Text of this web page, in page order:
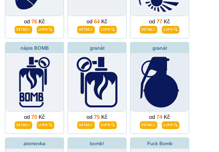
od 76 Kč od 64 Kč od 77 Kč
nápis BOMB
od 70 Kč
granát
od 75 Kč
granát
od 74 Kč
atomovka bomb! Fuck Bomb